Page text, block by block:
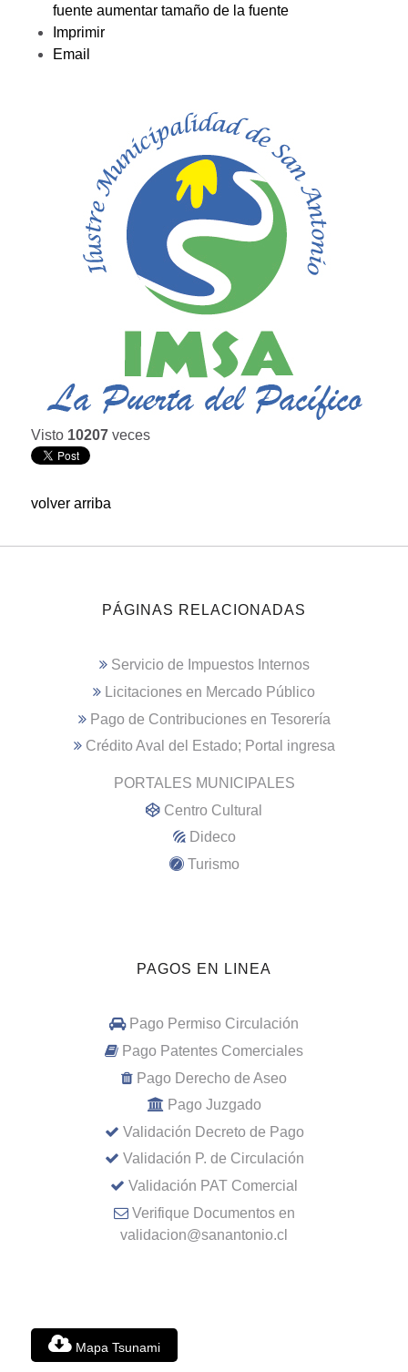
fuente aumentar tamaño de la fuente
Imprimir
Email
Visto 10207 veces
volver arriba
PÁGINAS RELACIONADAS
Servicio de Impuestos Internos
Licitaciones en Mercado Público
Pago de Contribuciones en Tesorería
Crédito Aval del Estado; Portal ingresa
PORTALES MUNICIPALES
Centro Cultural
Dideco
Turismo
PAGOS EN LINEA
Pago Permiso Circulación
Pago Patentes Comerciales
Pago Derecho de Aseo
Pago Juzgado
Validación Decreto de Pago
Validación P. de Circulación
Validación PAT Comercial
Verifique Documentos en
validacion@sanantonio.cl
Mapa Tsunami